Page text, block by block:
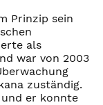
Prinzip sein
als
war von 2003
zuständig.
er konnte